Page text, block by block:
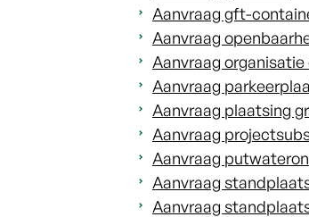
Aanvraag gft-
Aanvraag
Aanvraag
Aanvraag
Aanvraag plaatsing
Aanvraag
Aanvraag
Aanvraag
Aanvraag